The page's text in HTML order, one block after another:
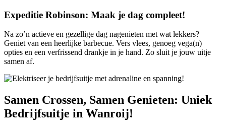
Expeditie Robinson: Maak je dag compleet!
Na zo’n actieve en gezellige dag nagenieten met wat lekkers?
Geniet van een heerlijke barbecue. Vers vlees, genoeg vega(n)
opties en een verfrissend drankje in je hand. Zo sluit je jouw uitje
samen af.
Samen Crossen, Samen Genieten: Uniek
Bedrijfsuitje in Wanroij!